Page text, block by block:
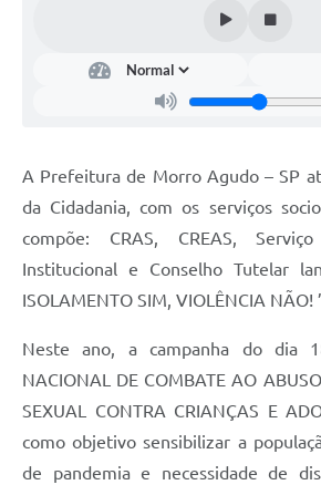
A Prefeitura de Morro Agudo – SP
da Cidadania, com os serviços
compõe: CRAS, CREAS,
Institucional e Conselho Tutelar
ISOLAMENTO SIM, VIOLÊNCIA NÃO!
Neste ano, a campanha do dia
NACIONAL DE COMBATE AO
SEXUAL CONTRA CRIANÇAS E
como objetivo sensibilizar a
de pandemia e necessidade de